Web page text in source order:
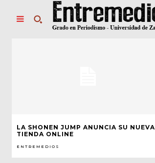
LA SHONEN JUMP ANUNCIA SU NUEVA
TIENDA ONLINE
ENTREMEDIOS